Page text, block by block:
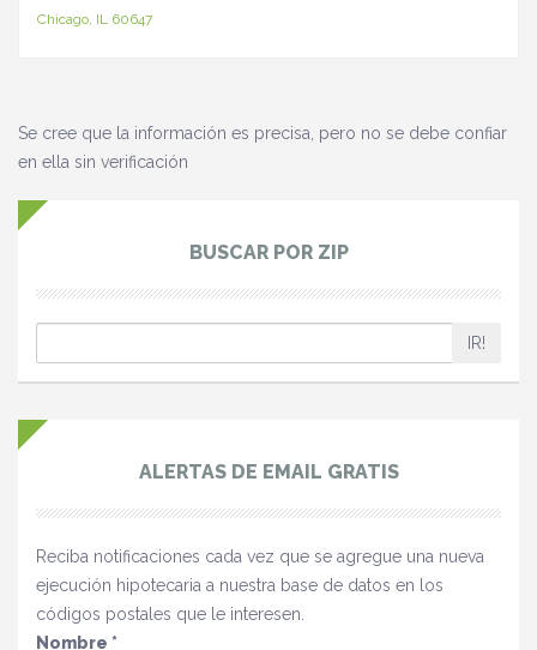
Chicago, IL 60647
Se cree que la información es precisa, pero no se debe confiar
en ella sin verificación
BUSCAR POR ZIP
IR!
ALERTAS DE EMAIL GRATIS
Reciba notificaciones cada vez que se agregue una nueva
ejecución hipotecaria a nuestra base de datos en los
códigos postales que le interesen.
Nombre *